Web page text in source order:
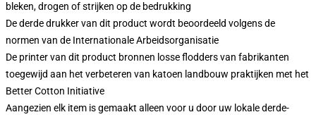
bleken, drogen of strijken op de bedrukking
De derde drukker van dit product wordt beoordeeld volgens de
normen van de Internationale Arbeidsorganisatie
De printer van dit product bronnen losse flodders van fabrikanten
toegewijd aan het verbeteren van katoen landbouw praktijken met het
Better Cotton Initiative
Aangezien elk item is gemaakt alleen voor u door uw lokale derde-